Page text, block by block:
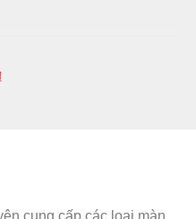
Giá